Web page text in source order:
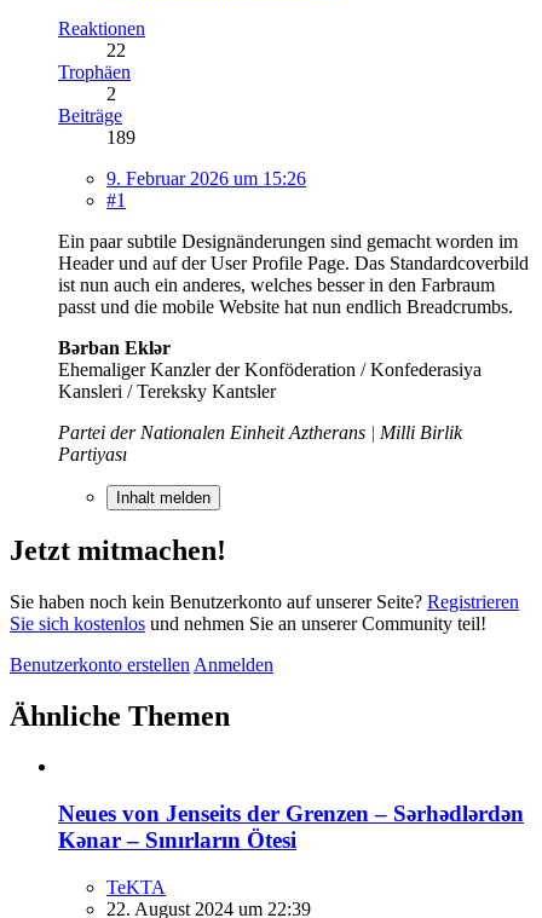
Reaktionen
22
Trophäen
2
Beiträge
189
9. Februar 2026 um 15:26
#1
Ein paar subtile Designänderungen sind gemacht worden im
Header und auf der User Profile Page. Das Standardcoverbild
ist nun auch ein anderes, welches besser in den Farbraum
passt und die mobile Website hat nun endlich Breadcrumbs.
Bərban Eklər
Ehemaliger Kanzler der Konföderation / Konfederasiya
Kansleri / Tereksky Kantsler
Partei der Nationalen Einheit Aztherans | Milli Birlik
Partiyası
Inhalt melden
Jetzt mitmachen!
Sie haben noch kein Benutzerkonto auf unserer Seite? Registrieren
Sie sich kostenlos und nehmen Sie an unserer Community teil!
Benutzerkonto erstellen Anmelden
Ähnliche Themen
Neues von Jenseits der Grenzen – Sərhədlərdən
Kənar – Sınırların Ötesi
TeKTA
22. August 2024 um 22:39